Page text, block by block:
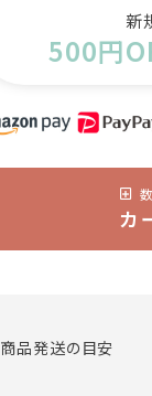
新
500円
カ
商品発送の目安